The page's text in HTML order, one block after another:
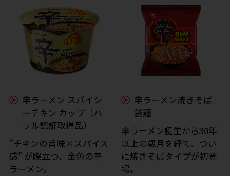
辛ラーメン スパイシ
ーチキン カップ（ハ
ラル認証取得品）
”チキンの旨味×スパイス
感” が際立つ、金色の辛
ラーメン。
辛ラーメン焼きそば
袋麺
辛ラーメン誕生から30年
以上の歳月を経て、つい
に焼きそばタイプが初登
場。